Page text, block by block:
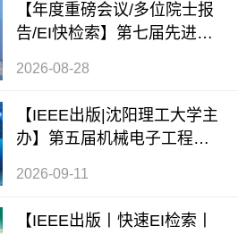
【年度重磅会议/多位院士报
告/EI快检索】第七届先进材
2026-08-28
【IEEE出版|沈阳理工大学主
办】第五届机械电子工程与
2026-09-11
【IEEE出版丨快速EI检索丨